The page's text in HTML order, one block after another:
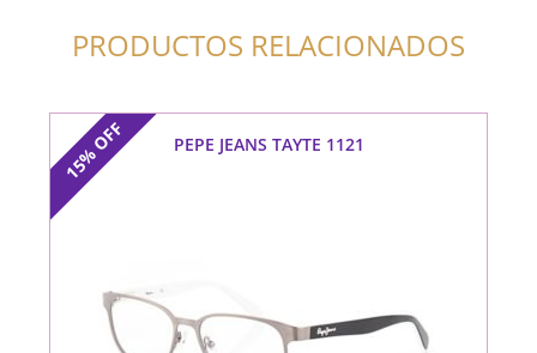
PRODUCTOS RELACIONADOS
15%
OFF PEPE JEANS TAYTE 1121